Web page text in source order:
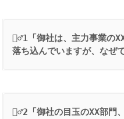
👱‍♂️1 「御社は、主力事業の
落ち込んでいますが、なぜ
👱‍♂️2 「御社の目玉のXX部門